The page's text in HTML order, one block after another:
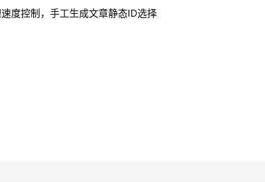
度控制，手工生成文章静态ID选择